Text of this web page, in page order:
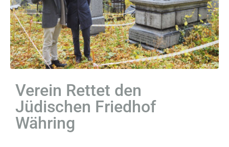
Verein Rettet den
Jüdischen Friedhof
Währing